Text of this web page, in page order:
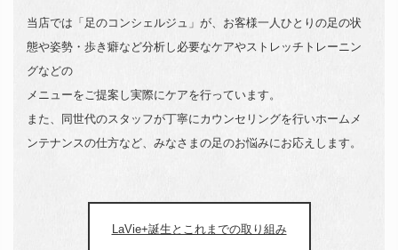
当店では「足のコンシェルジュ」が、お客様一人ひとりの足の状
態や姿勢・歩き癖など分析し必要なケアやストレッチトレーニン
グなどの
メニューをご提案し実際にケアを行っています。
また、同世代のスタッフが丁寧にカウンセリングを行いホームメ
ンテナンスの仕方など、みなさまの足のお悩みにお応えします。
LaVie+誕生とこれまでの取り組み